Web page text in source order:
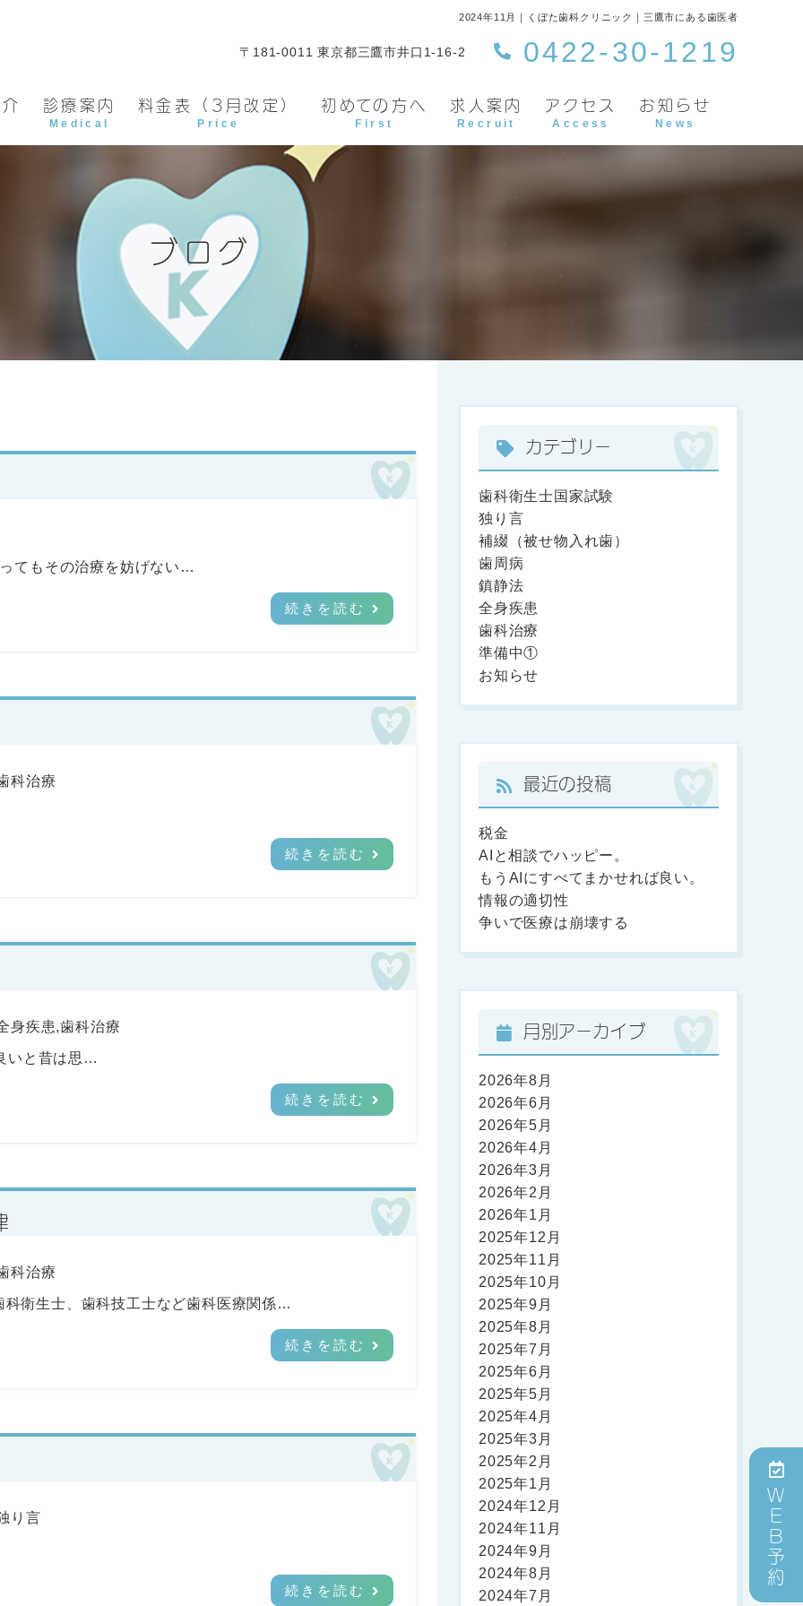
2024年11月｜くぼた歯科クリニック｜三鷹市にある歯医者
〒181-0011 東京都三鷹市井口1-16-2 0422-30-1219
診療案内
Medical
料金表（3月改定）
Price
初めての方へ
First
求人案内
Recruit
アクセス
Access
お知らせ
News
WEB予約
ブログ
てもその治療を妨げない…
続きを読む
科治療
続きを読む
身疾患,歯科治療
いと昔は思…
続きを読む
科治療
衛生士、歯科技工士など歯科医療関係…
続きを読む
り言
続きを読む
カテゴリー
歯科衛生士国家試験
独り言
補綴（被せ物入れ歯）
歯周病
鎮静法
全身疾患
歯科治療
準備中①
お知らせ
最近の投稿
税金
AIと相談でハッピー。
もうAIにすべてまかせれば良い。
情報の適切性
争いで医療は崩壊する
月別アーカイブ
2026年8月
2026年6月
2026年5月
2026年4月
2026年3月
2026年2月
2026年1月
2025年12月
2025年11月
2025年10月
2025年9月
2025年8月
2025年7月
2025年6月
2025年5月
2025年4月
2025年3月
2025年2月
2025年1月
2024年12月
2024年11月
2024年9月
2024年8月
2024年7月